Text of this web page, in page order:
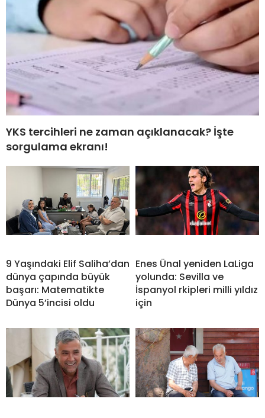
YKS tercihleri ne zaman açıklanacak? İşte
sorgulama ekranı!
9 Yaşındaki Elif Saliha’dan
dünya çapında büyük
başarı: Matematikte
Dünya 5’incisi oldu
Enes Ünal yeniden LaLiga
yolunda: Sevilla ve
İspanyol rkipleri milli yıldız
için